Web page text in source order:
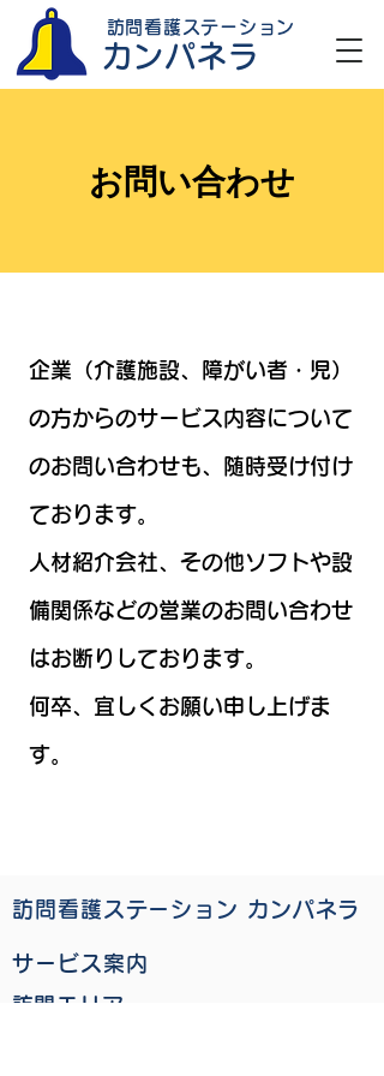
訪問看護ステーション
カンパネラ
お問い合わせ
企業（介護施設、障がい者・児）
の方からのサービス内容について
のお問い合わせも、随時受け付け
ております。
人材紹介会社、その他ソフトや設
備関係などの営業のお問い合わせ
はお断りしております。
​何卒、宜しくお願い申し上げま
す。
訪問看護ステーション カンパネラ
サービス案内
​訪問エリア